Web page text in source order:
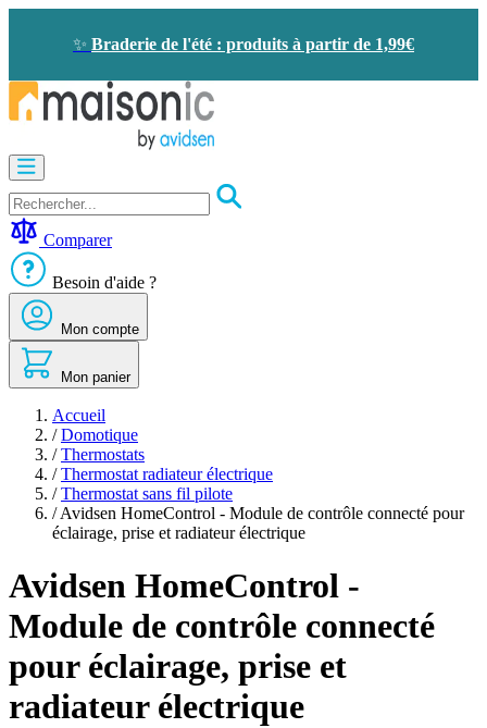
✨ Braderie de l'été : produits à partir de 1,99€
Visiophone
-
Sonnette
-
économie
d'énergie
Sécurité
Confort
de
maison
Seconde
vie
Bons
plans
Comparer
Besoin d'aide ?
Mon compte
Mon panier
Accueil
/ Domotique
/ Thermostats
/ Thermostat radiateur électrique
/ Thermostat sans fil pilote
/ Avidsen HomeControl - Module de contrôle connecté pour
éclairage, prise et radiateur électrique
Avidsen HomeControl -
Module de contrôle connecté
pour éclairage, prise et
radiateur électrique